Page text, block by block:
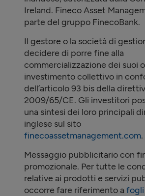
Ireland. Fineco Asset
parte del gruppo FinecoBank.
Il gestore o la società di
decidere di porre fine alla
commercializzazione dei suoi
investimento collettivo in
dell’articolo 93 bis della
2009/65/CE. Gli investitori
una sintesi dei loro principali
inglese sul sito
finecoassetmanagement.com.
Messaggio pubblicitario con
promozionale. Per tutte le
relative ai prodotti e servizi
occorre fare riferimento a